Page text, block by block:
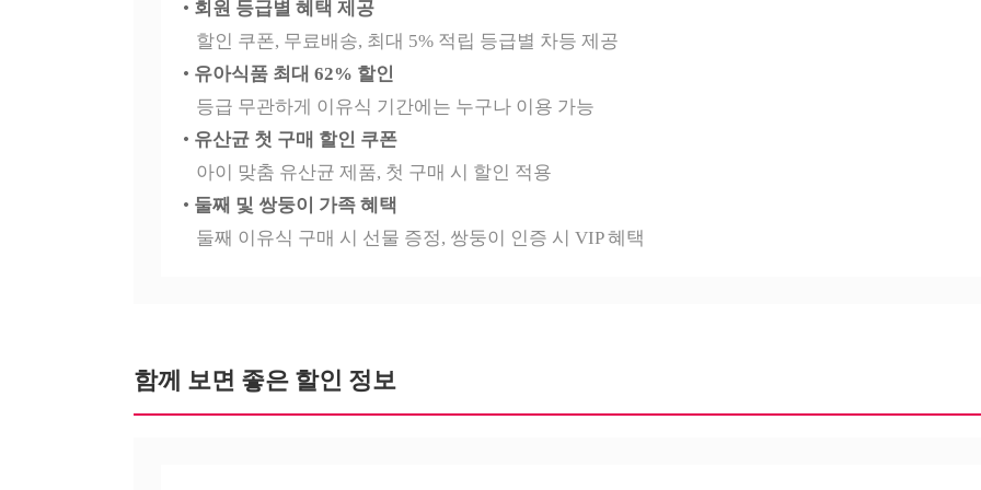
• 회원 등급별 혜택 제공
할인 쿠폰, 무료배송, 최대 5% 적립 등급별 차등 제공
• 유아식품 최대 62% 할인
등급 무관하게 이유식 기간에는 누구나 이용 가능
• 유산균 첫 구매 할인 쿠폰
아이 맞춤 유산균 제품, 첫 구매 시 할인 적용
• 둘째 및 쌍둥이 가족 혜택
둘째 이유식 구매 시 선물 증정, 쌍둥이 인증 시 VIP 혜택
함께 보면 좋은 할인 정보